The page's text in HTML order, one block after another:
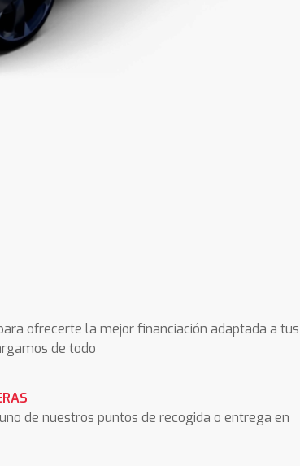
ofrecerte la mejor financiación adaptada a tus
de todo
de nuestros puntos de recogida o entrega en